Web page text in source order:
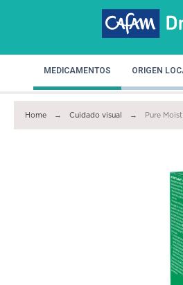
MEDICAMENTOS ORIGEN
Home Cuidado visual Pure